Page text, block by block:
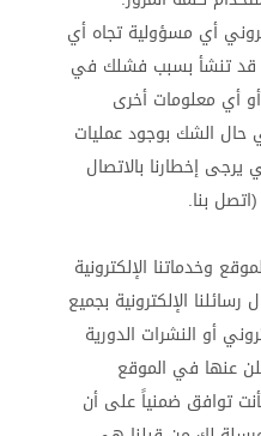
أي مسؤولية تجاه أي
قد تنشأ بسبب فشلك في
أي معلومات أخرى
الشك بوجود عمليات
إخطارنا بالاتصال
بنا.
وخدماتنا الإلكترونية
الإلكترونية بجميع
أو النشرات الدورية
عنها في الموقع
توافق ضمنياً على أن